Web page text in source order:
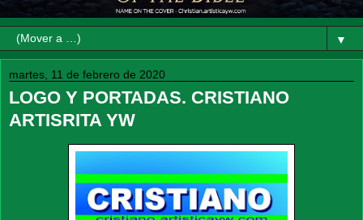
▼
martes, 11 de febrero de 2020
LOGO Y PORTADAS. CRISTIANO
ARTISRITA YW